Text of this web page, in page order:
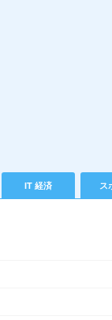
IT 経済 ス